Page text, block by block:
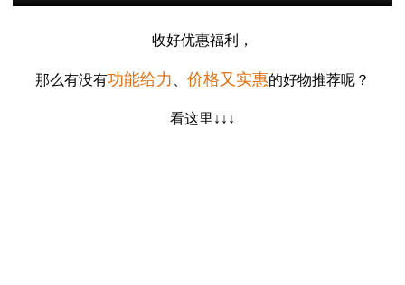
收好优惠福利，
那么有没有功能给力 价格又实惠的好物推荐呢？
看这里 ↓↓↓